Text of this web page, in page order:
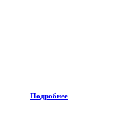
Подробнее